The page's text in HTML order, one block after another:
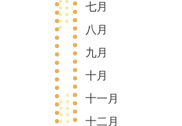
七月
八月
九月
十月
十一月
十二月